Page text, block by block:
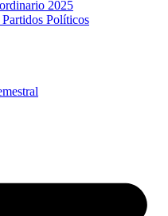
2025
Políticos